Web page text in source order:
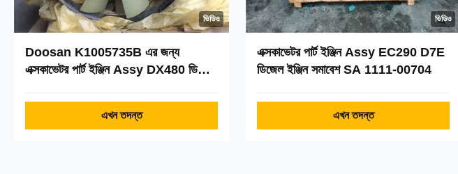
ভিডিও
Doosan K1005735B এর জন্য
এক্সকাভেটর পার্ট ইঞ্জিন Assy DX480 ডিজেল
এখন তদন্ত
ভিডিও
এক্সকাভেটর পার্ট ইঞ্জিন Assy EC290 D7E
ডিজেল ইঞ্জিন সমাবেশ SA 1111-00704
এখন তদন্ত